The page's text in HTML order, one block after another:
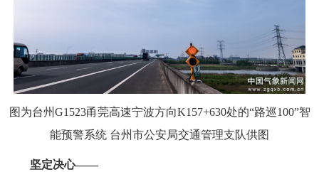
图为台州G1523甬莞高速宁波方向K157+630处的“路巡100”智
能预警系统 台州市公安局交通管理支队供图
坚定决心——